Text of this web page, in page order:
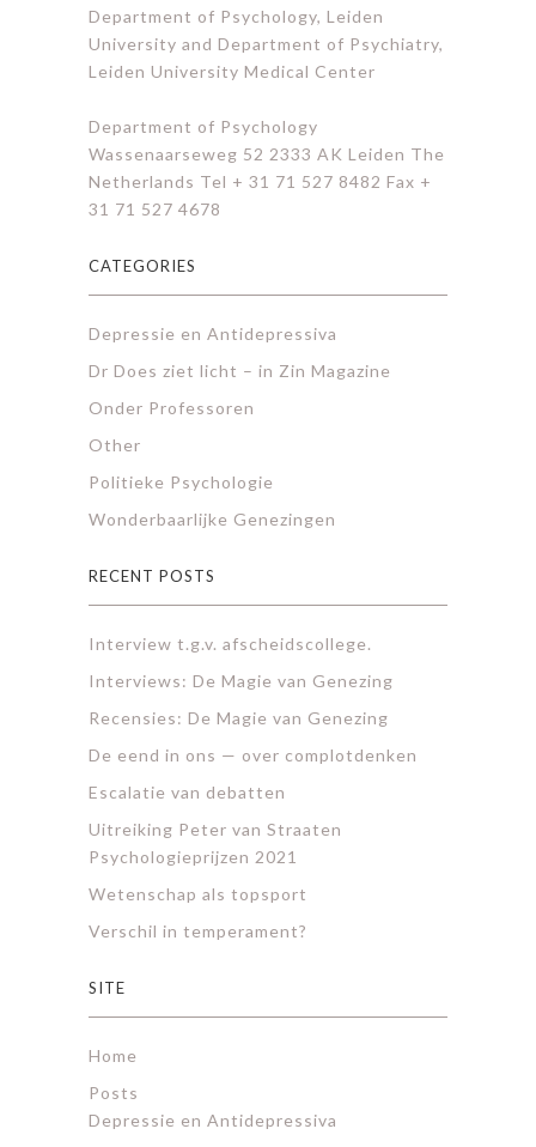
Department of Psychology, Leiden
University and Department of Psychiatry,
Leiden University Medical Center
Department of Psychology
Wassenaarseweg 52 2333 AK Leiden The
Netherlands Tel + 31 71 527 8482 Fax +
31 71 527 4678
CATEGORIES
Depressie en Antidepressiva
Dr Does ziet licht – in Zin Magazine
Onder Professoren
Other
Politieke Psychologie
Wonderbaarlijke Genezingen
RECENT POSTS
Interview t.g.v. afscheidscollege.
Interviews: De Magie van Genezing
Recensies: De Magie van Genezing
De eend in ons — over complotdenken
Escalatie van debatten
Uitreiking Peter van Straaten
Psychologieprijzen 2021
Wetenschap als topsport
Verschil in temperament?
SITE
Home
Posts
Depressie en Antidepressiva